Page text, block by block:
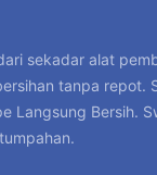
sekadar alat
tanpa repot.
Langsung Bersih.